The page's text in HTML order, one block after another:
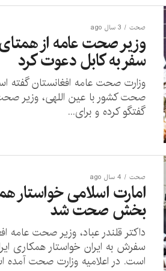
صحت 3 سال ago
وزیر صحت عامه از
سفر به کابل دعوت کرد
وزارت صحت عامه افغانستان گفته
صحت کشور با عین‌ اللهی، وزیر صحت
گفتگو کرده و برای...
صحت 4 سال ago
امارت اسلامی خواستار
بخش صحت شد
‏داکتر قلندر عباد، وزير صحت عامه
سفرش به ایران خواستار
است. در اعلامیه وزارت صحت آمده